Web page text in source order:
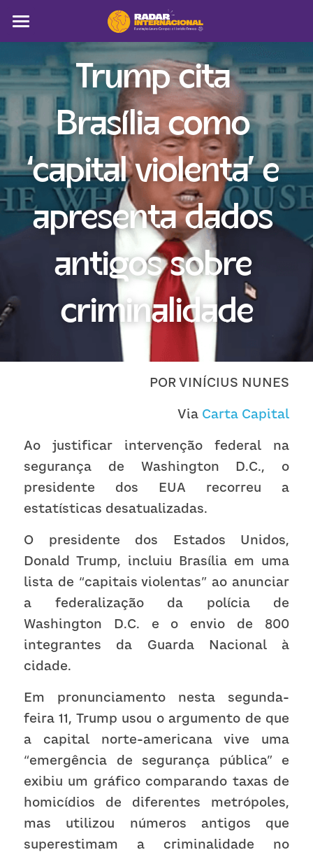
Sobre
Colunistas
América Latina
Artigos
Pega a visão
Receba atualizações
Trump cita
Brasília como
‘capital violenta’ e
apresenta dados
antigos sobre
criminalidade
POR VINÍCIUS NUNES
Via Carta Capital
Ao justificar intervenção federal na
segurança de Washington D.C., o
presidente dos EUA recorreu a
estatísticas desatualizadas.
O presidente dos Estados Unidos,
Donald Trump, incluiu Brasília em uma
lista de “capitais violentas” ao anunciar
a federalização da polícia de
Washington D.C. e o envio de 800
integrantes da Guarda Nacional à
cidade.
Em pronunciamento nesta segunda-
feira 11, Trump usou o argumento de que
a capital norte-americana vive uma
“emergência de segurança pública” e
exibiu um gráfico comparando taxas de
homicídios de diferentes metrópoles,
mas utilizou números antigos que
superestimam a criminalidade no